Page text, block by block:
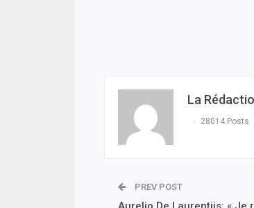
La
28014 Posts
PREV POST